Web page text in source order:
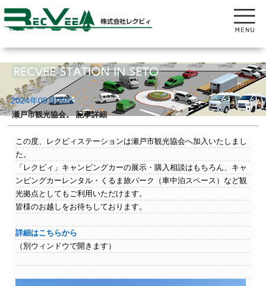
2024年09月09日
瀬戸市観光協会。 記事詳細
この度、レクビィステーションは瀬戸市観光協会へ加入いたしまし
た。
「レクビィ」キャンピングカーの展示・購入相談はもちろん、キャ
ンピングカーレンタル・くるま旅パーク（車中泊スペース）など観
光拠点としてもご利用いただけます。
皆様のお越しをお待ちしております。
詳細はこちらから
（別ウィンドウで開きます）